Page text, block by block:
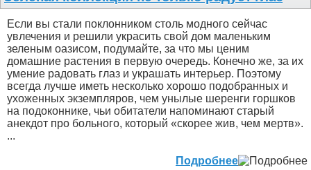
Если вы стали поклонником столь модного сейчас
увлечения и решили украсить свой дом маленьким
зеленым оазисом, подумайте, за что мы ценим
домашние растения в первую очередь. Конечно же, за их
умение радовать глаз и украшать интерьер. Поэтому
всегда лучше иметь несколько хорошо подобранных и
ухоженных экземпляров, чем унылые шеренги горшков
на подоконнике, чьи обитатели напоминают старый
анекдот про больного, который «скорее жив, чем мертв».
...
Подробнее